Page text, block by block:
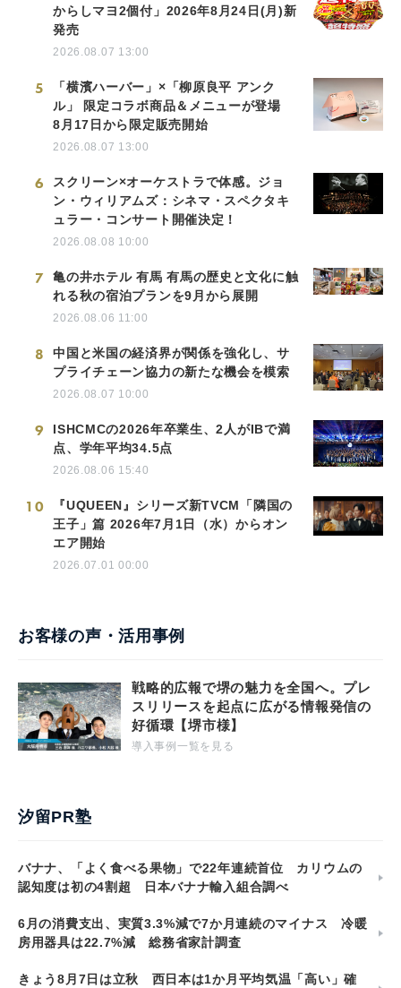
からしマヨ2個付」2026年8月24日(月)新
発売
2026.08.07 13:00
5
「横濱ハーバー」×「柳原良平 アンク
ル」 限定コラボ商品＆メニューが登場
8月17日から限定販売開始
2026.08.07 13:00
6
スクリーン×オーケストラで体感。ジョ
ン・ウィリアムズ：シネマ・スペクタキ
ュラー・コンサート開催決定！
2026.08.08 10:00
7
亀の井ホテル 有馬 有馬の歴史と文化に触
れる秋の宿泊プランを9月から展開
2026.08.06 11:00
8
中国と米国の経済界が関係を強化し、サ
プライチェーン協力の新たな機会を模索
2026.08.07 10:00
9
ISHCMCの2026年卒業生、2人がIBで満
点、学年平均34.5点
2026.08.06 15:40
10
『UQUEEN』シリーズ新TVCM「隣国の
王子」篇 2026年7月1日（水）からオン
エア開始
2026.07.01 00:00
お客様の声・活用事例
戦略的広報で堺の魅力を全国へ。プレ
スリリースを起点に広がる情報発信の
好循環【堺市様】
導入事例一覧を見る
汐留PR塾
バナナ、「よく食べる果物」で22年連続首位 カリウムの
認知度は初の4割超 日本バナナ輸入組合調べ
6月の消費支出、実質3.3%減で7か月連続のマイナス 冷暖
房用器具は22.7%減 総務省家計調査
きょう8月7日は立秋 西日本は1か月平均気温「高い」確